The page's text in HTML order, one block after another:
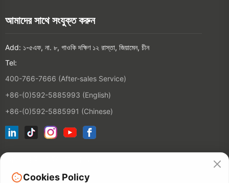
আমাদের সাথে সংযুক্ত করুন
Add: ১-৫এফ, না. ৮, গাওকি দক্ষিণ ১২ রাস্তা, জিয়ামেন, চীন
Tel:
400-766-7666 (After-sales Service)
+86-(0)592-5885993 (English)
+86-(0)592-5885991 (Chinese)
Cookies Policy